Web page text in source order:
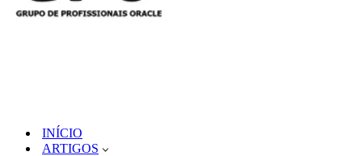
INÍCIO
ARTIGOS